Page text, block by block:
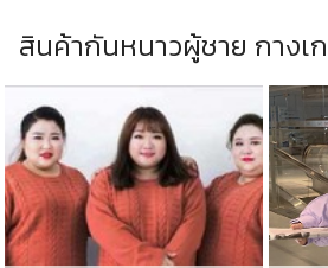
สินค้ากันหนาวผู้ชาย กางเ